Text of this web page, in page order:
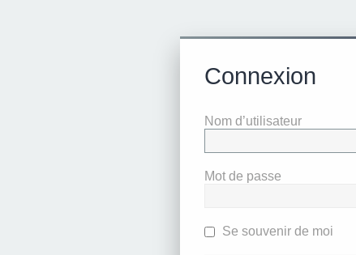
Connexion
Nom d’utilisateur
Mot de passe
Se souvenir de moi